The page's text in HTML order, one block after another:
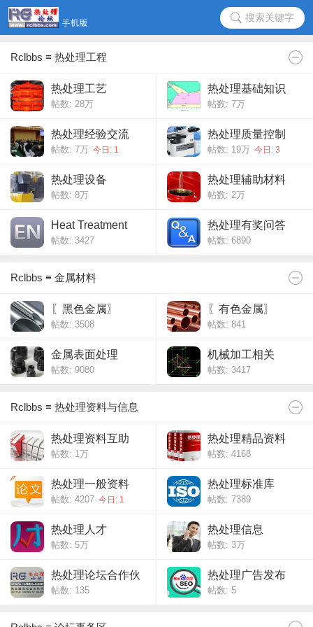
搜索关键字
Rclbbs ≡ 热处理工程
热处理工艺
帖数: 28万
热处理基础知识
帖数: 7万
热处理经验交流
帖数: 7万 今日: 1
热处理质量控制
帖数: 19万 今日: 3
热处理设备
帖数: 8万
热处理辅助材料
帖数: 2万
Heat Treatment
帖数: 3427
热处理有奖问答
帖数: 6890
Rclbbs ≡ 金属材料
〖黑色金属〗
帖数: 3508
〖有色金属〗
帖数: 841
金属表面处理
帖数: 9080
机械加工相关
帖数: 3417
Rclbbs ≡ 热处理资料与信息
热处理资料互助
帖数: 1万
热处理精品资料
帖数: 4168
热处理一般资料
帖数: 4207 今日: 1
热处理标准库
帖数: 7389
热处理人才
帖数: 5万
热处理信息
帖数: 3万
热处理论坛合作伙
伴
帖数: 135
热处理广告发布
帖数: 5